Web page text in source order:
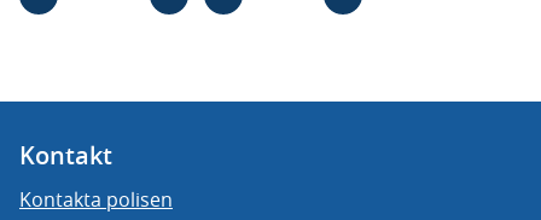
Kontakt
Kontakta polisen